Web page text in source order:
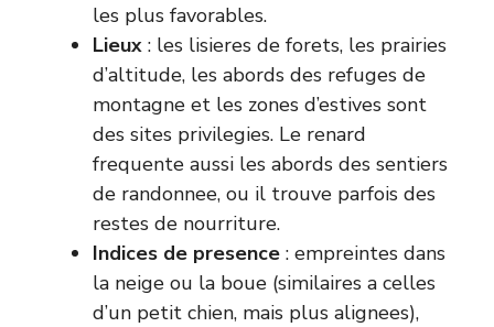
les plus favorables.
Lieux : les lisieres de forets, les prairies
d’altitude, les abords des refuges de
montagne et les zones d’estives sont
des sites privilegies. Le renard
frequente aussi les abords des sentiers
de randonnee, ou il trouve parfois des
restes de nourriture.
Indices de presence : empreintes dans
la neige ou la boue (similaires a celles
d’un petit chien, mais plus alignees),